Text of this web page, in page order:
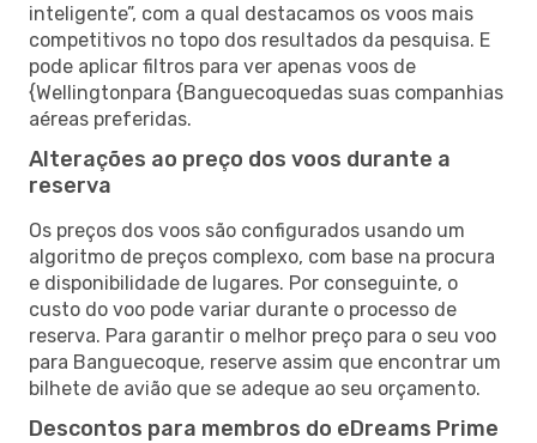
inteligente”, com a qual destacamos os voos mais
competitivos no topo dos resultados da pesquisa. E
pode aplicar filtros para ver apenas voos de
{Wellingtonpara {Banguecoquedas suas companhias
aéreas preferidas.
Alterações ao preço dos voos durante a
reserva
Os preços dos voos são configurados usando um
algoritmo de preços complexo, com base na procura
e disponibilidade de lugares. Por conseguinte, o
custo do voo pode variar durante o processo de
reserva. Para garantir o melhor preço para o seu voo
para Banguecoque, reserve assim que encontrar um
bilhete de avião que se adeque ao seu orçamento.
Descontos para membros do eDreams Prime